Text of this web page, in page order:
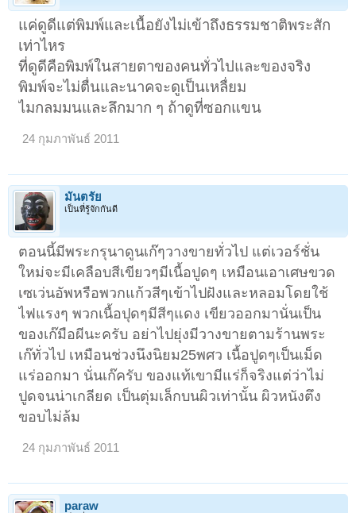
แค่ดูดีแต่พิมพ์และเนื้อยังไม่เข้าถึงธรรมชาติพระสัก
เท่าไหร
ที่ดูดีคือพิมพ์ในสายตาของคนทั่วไปและของจริง
พิมพ์จะไม่ตื่นและนาคจะดูเป็นเหลื่ยม
ไมกลมมนและลึกมาก ๆ ถ้าดูที่ซอกแขน
24 กุมภาพันธ์ 2011
มันตรัย
เป็นที่รู้จักกันดี
ตอนนี้มีพระกรุนาดูนเก๊ๆวางขายทั่วไป แต่เวอร์ชั่น
ใหม่จะมีเคลือบสีเขียวๆมีเนื้อปูดๆ เหมือนเอาเศษขวด
เซเว่นอัพหรือพวกแก้วสีๆเข้าไปฝังและหลอมโดยใช้
ไฟแรงๆ พวกเนื้อปุดๆมีสีๆแดง เขียวออกมานั่นเป็น
ของเก๊มือผีนะครับ อย่าไปยุ่งมีวางขายตามร้านพระ
เก๊ทั่วไป เหมือนช่วงนึงนิยม25พศว เนื้อปูดๆเป็นเม็ด
แร่ออกมา นั่นเก๊ครับ ของแท้เขามีแร่ก็จริงแต่ว่าไม่
ปูดจนน่าเกลียด เป็นตุ่มเล็กบนผิวเท่านั้น ผิวหนังตึง
ขอบไม่ล้ม
24 กุมภาพันธ์ 2011
paraw